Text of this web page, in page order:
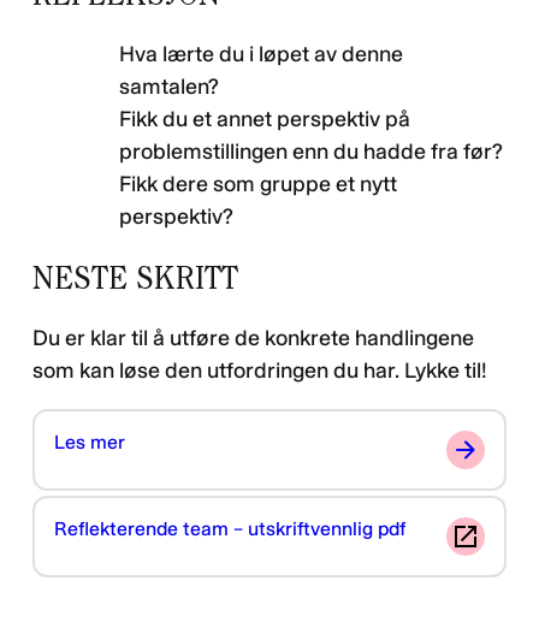
Hva lærte du i løpet av denne
samtalen?
Fikk du et annet perspektiv på
problemstillingen enn du hadde fra før?
Fikk dere som gruppe et nytt
perspektiv?
NESTE SKRITT
Du er klar til å utføre de konkrete handlingene
som kan løse den utfordringen du har. Lykke til!
Les mer
Reflekterende team – utskriftvennlig pdf